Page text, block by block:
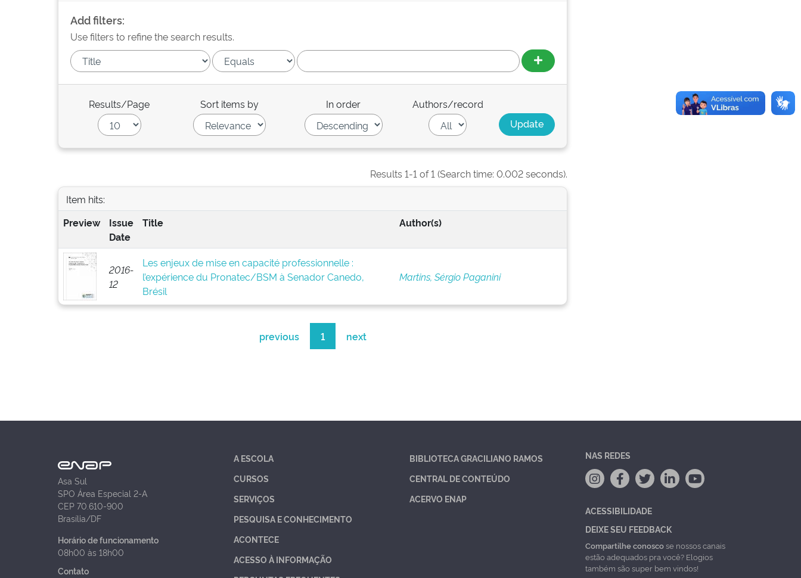
Add filters:
Use filters to refine the search results.
Results/Page Sort items by In order Authors/record
Results 1-1 of 1 (Search time: 0.002 seconds).
Item hits:
Preview
Issue
Date
Title Author(s)
2016-
12
Les enjeux de mise en capacité professionnelle :
l’expérience du Pronatec/BSM à Senador Canedo,
Brésil
Martins, Sérgio Paganini
previous 1 next
Asa Sul
SPO Área Especial 2-A
CEP 70.610-900
Brasília/DF
Horário de funcionamento
08h00 às 18h00
Contato
A ESCOLA
CURSOS
SERVIÇOS
PESQUISA E CONHECIMENTO
ACONTECE
ACESSO À INFORMAÇÃO
BIBLIOTECA GRACILIANO RAMOS
CENTRAL DE CONTEÚDO
ACERVO ENAP
NAS REDES
ACESSIBILIDADE
DEIXE SEU FEEDBACK
Compartilhe conoscose nossos canais
estão adequados pra você? Elogios
também são super bem vindos!